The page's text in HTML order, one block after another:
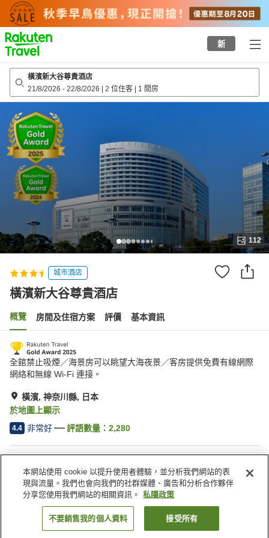
to
top
page
新
橫濱新大谷尊貴酒店
21/8/2026 - 22/8/2026 | 2 位住客 | 1 間房
112
城市酒店
橫濱新大谷尊貴酒店
概覽 房間及住宿方案 評價 基本資訊
全館禁止吸煙／海景房可以眺望大海夜景／客房提供免費有線網際
網絡和無線 Wi-Fi 連接。
橫濱, 神奈川縣, 日本
於地圖上顯示
4.4 非常好 評語數量： 2,280
Wi-Fi
步行 5 分鐘可到車站
餐廳
全幢禁煙
日本 神奈川縣 橫濱 橫濱新大谷尊貴酒店
找客房
本網站使用 cookie 以提升使用者體驗，並分析我們網站的表
現與流量。我們也會向我們的社群媒體、廣告和分析合作夥伴
分享您使用我們網站的相關資訊。
私隱政策
不要銷售我的個人資料 接受所有